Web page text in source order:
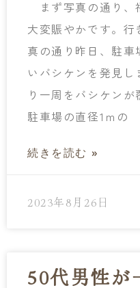
まず写真の通り、
大変賑やかです。
真の通り昨日、駐車
いバシケンを発見
り一周をバシケン
駐車場の直径1ｍの
続きを読む »
2023年8月26日
50代男性が